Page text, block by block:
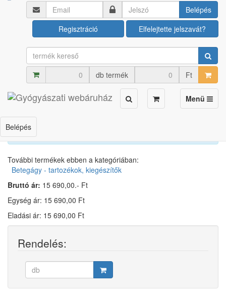
Belépés
Regisztráció
Elfelejtette jelszavát?
db termék Ft
Toggle
navigation
Menü
Belépés
Ápolási termékek Betegágy - tartozékok, kiegészítők
Párnaemelő VP
Cikkszám: U00006587
Kérdezzen
További termékek ebben a kategóriában:
Betegágy - tartozékok, kiegészítők
Bruttó ár: 15 690,00.- Ft
Egység ár: 15 690,00 Ft
Eladási ár: 15 690,00 Ft
Rendelés: